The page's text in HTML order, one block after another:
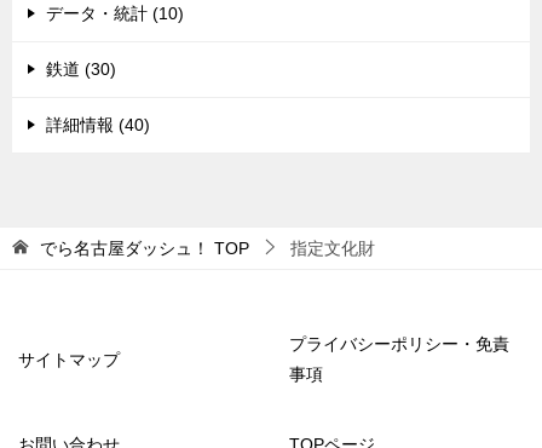
データ・統計 (10)
鉄道 (30)
詳細情報 (40)
でら名古屋ダッシュ！ TOP 指定文化財
サイトマップ
プライバシーポリシー・免責
事項